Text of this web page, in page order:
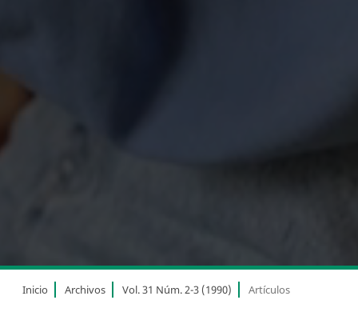
Inicio Archivos Vol. 31 Núm. 2-3 (1990) Artículos